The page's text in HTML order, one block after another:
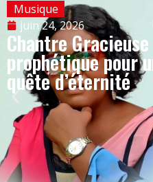
Musique
juin 24, 2026
Chantre
prophétique pour
quête d’éternité